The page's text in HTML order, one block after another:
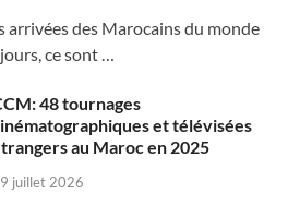
arrivées des Marocains du monde
ce sont …
48 tournages
et télévisées
au Maroc en 2025
juillet 2026